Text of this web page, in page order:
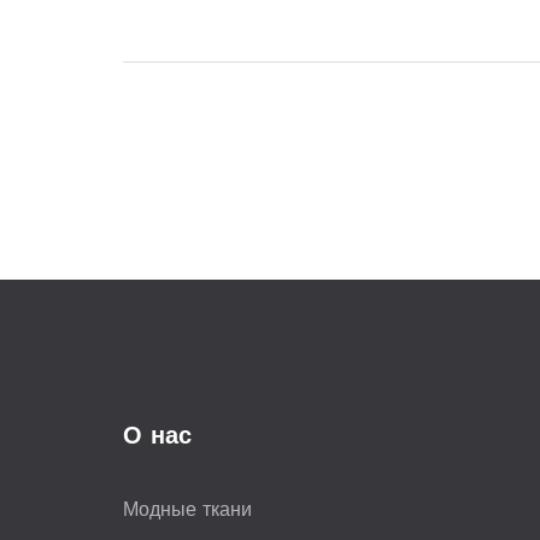
О нас
Модные ткани